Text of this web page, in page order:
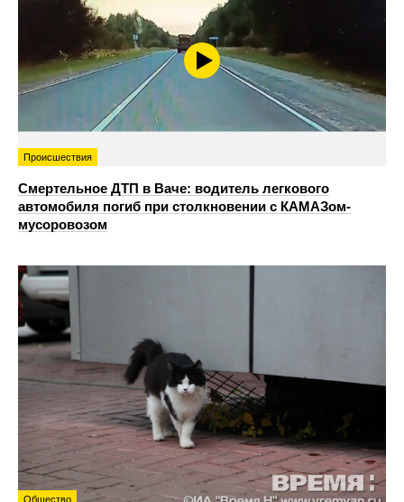
Происшествия
Смертельное ДТП в Ваче: водитель легкового
автомобиля погиб при столкновении с КАМАЗом-
мусоровозом
Общество